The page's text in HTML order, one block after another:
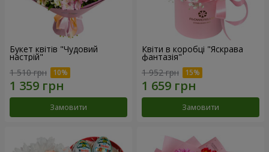
Букет квітів "Чудовий
настрій"
1 510 грн
Замовити
Квіти в коробці "Яскрава
фантазія"
1 952 грн
Замовити